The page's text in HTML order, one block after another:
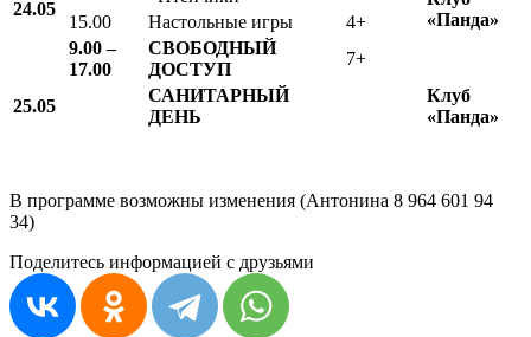
24.05
«Панда»
15.00
Настольные игры
4+
9.00 –
17.00
СВОБОДНЫЙ
ДОСТУП
7+
25.05
САНИТАРНЫЙ
ДЕНЬ
Клуб
«Панда»
В программе возможны изменения (Антонина 8 964 601 94
34)
Поделитесь информацией с друзьями